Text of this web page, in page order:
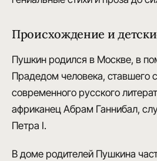
Происхождение и
Пушкин родился в Москве, в
Прадедом человека, ставшего
современного русского
африканец Абрам Ганнибал,
Петра I.
В доме родителей Пушкина